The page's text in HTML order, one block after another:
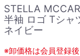
STELLA
半袖 ロゴ Tシ
ネイビー
※卸価格は会員登録後